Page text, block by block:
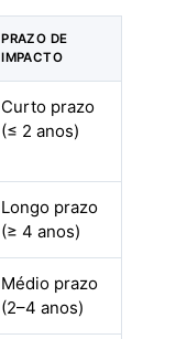
PRAZO DE
IMPACTO
Curto prazo
(≤ 2 anos)
Longo prazo
(≥ 4 anos)
Médio prazo
(2–4 anos)